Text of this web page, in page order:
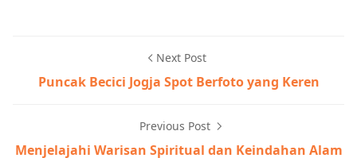
Next Post
Puncak Becici Jogja Spot Berfoto yang Keren
Previous Post
Menjelajahi Warisan Spiritual dan Keindahan Alam